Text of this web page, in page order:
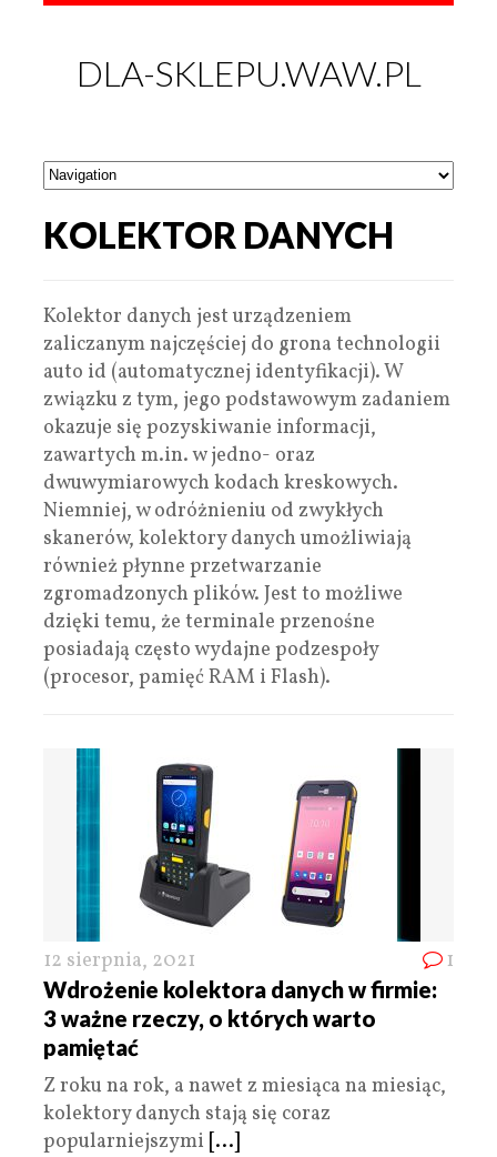
DLA-SKLEPU.WAW.PL
KOLEKTOR DANYCH
Kolektor danych jest urządzeniem
zaliczanym najczęściej do grona technologii
auto id (automatycznej identyfikacji). W
związku z tym, jego podstawowym zadaniem
okazuje się pozyskiwanie informacji,
zawartych m.in. w jedno- oraz
dwuwymiarowych kodach kreskowych.
Niemniej, w odróżnieniu od zwykłych
skanerów, kolektory danych umożliwiają
również płynne przetwarzanie
zgromadzonych plików. Jest to możliwe
dzięki temu, że terminale przenośne
posiadają często wydajne podzespoły
(procesor, pamięć RAM i Flash).
12 sierpnia, 2021 1
Wdrożenie kolektora danych w firmie:
3 ważne rzeczy, o których warto
pamiętać
Z roku na rok, a nawet z miesiąca na miesiąc,
kolektory danych stają się coraz
popularniejszymi [...]